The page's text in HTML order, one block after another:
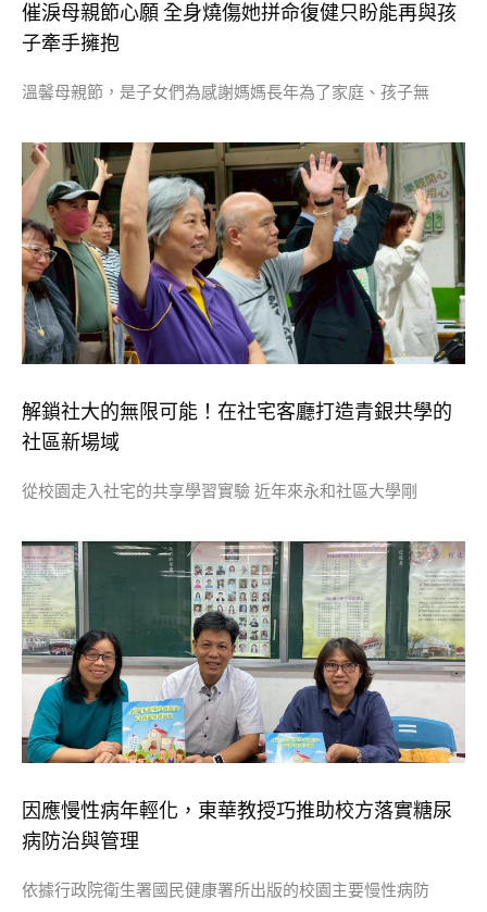
催淚母親節心願 全身燒傷她拼命復健只盼能再與孩
子牽手擁抱
溫馨母親節，是子女們為感謝媽媽長年為了家庭、孩子無
解鎖社大的無限可能！在社宅客廳打造青銀共學的
社區新場域
從校園走入社宅的共享學習實驗 近年來永和社區大學剛
因應慢性病年輕化，東華教授巧推助校方落實糖尿
病防治與管理
依據行政院衛生署國民健康署所出版的校園主要慢性病防